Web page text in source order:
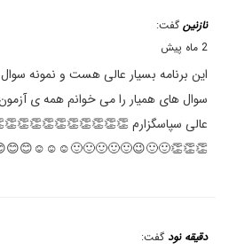
نازنین گفت:
2 ماه پیش
این برنامه بسیار عالی هست و نمونه
سوال های همیار را می خوانم همه ی
عالی سپاسگزارم
دقیقه نود گفت: